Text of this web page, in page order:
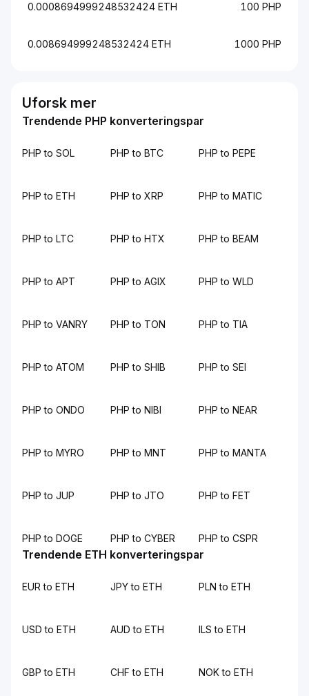
0.0008694999248532424 ETH 100 PHP
0.008694999248532424 ETH 1000 PHP
Uforsk mer
Trendende PHP konverteringspar
PHP to SOL PHP to BTC PHP to PEPE
PHP to ETH PHP to XRP PHP to MATIC
PHP to LTC PHP to HTX PHP to BEAM
PHP to APT PHP to AGIX PHP to WLD
PHP to VANRY PHP to TON PHP to TIA
PHP to ATOM PHP to SHIB PHP to SEI
PHP to ONDO PHP to NIBI PHP to NEAR
PHP to MYRO PHP to MNT PHP to MANTA
PHP to JUP PHP to JTO PHP to FET
PHP to DOGE PHP to CYBER PHP to CSPR
Trendende ETH konverteringspar
EUR to ETH JPY to ETH PLN to ETH
USD to ETH AUD to ETH ILS to ETH
GBP to ETH CHF to ETH NOK to ETH